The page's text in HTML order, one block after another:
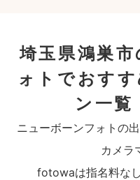
埼玉県鴻巣
ォトでおす
ン一覧
ニューボーンフォトの
カメラ
fotowaは指名料な